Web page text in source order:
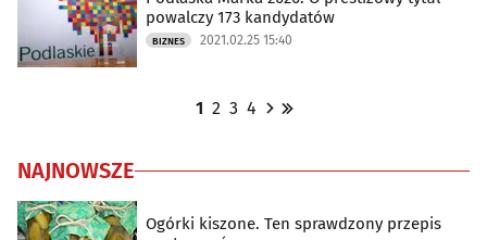
powalczy 173 kandydatów
BIZNES 2021.02.25 15:40
1 2 3 4
NAJNOWSZE
Ogórki kiszone. Ten sprawdzony przepis